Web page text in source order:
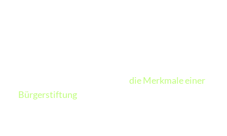
die Merkmale einer
Bürgerstiftung